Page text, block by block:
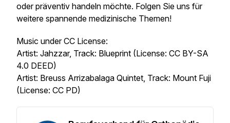
oder präventiv handeln möchte. Folgen Sie uns für
weitere spannende medizinische Themen!
Music under CC License:
Artist: Jahzzar, Track: Blueprint (License: CC BY-SA
4.0 DEED)
Artist: Breuss Arrizabalaga Quintet, Track: Mount Fuji
(License: CC PD)